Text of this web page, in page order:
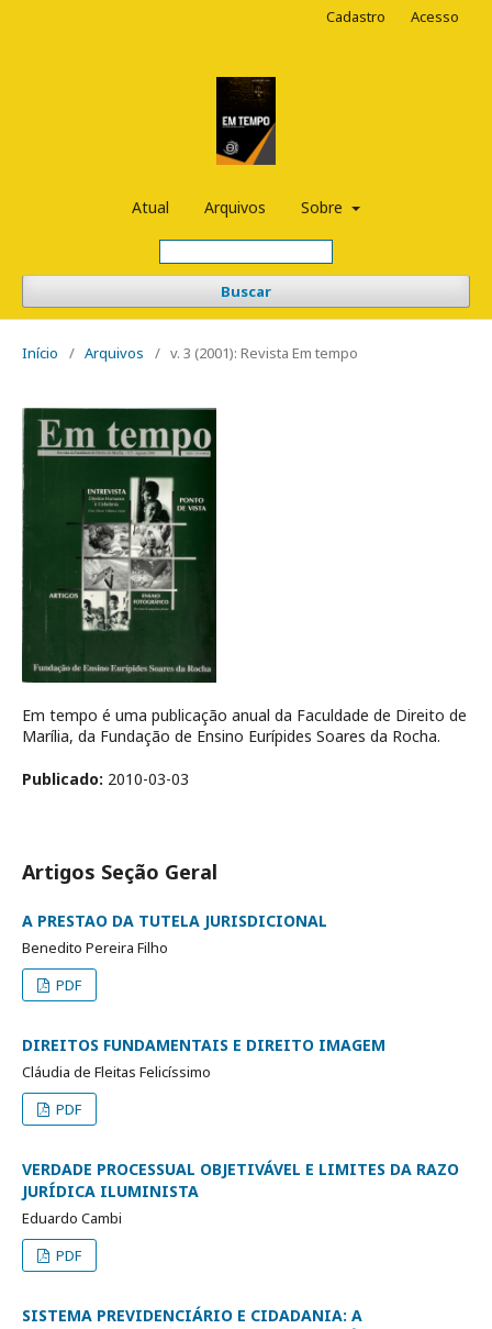
Atual Arquivos Sobre
Buscar
Cadastro Acesso
Início / Arquivos / v. 3 (2001): Revista Em tempo
Em tempo é uma publicação anual da Faculdade de Direito de
Marília, da Fundação de Ensino Eurípides Soares da Rocha.
Publicado: 2010-03-03
Artigos Seção Geral
A PRESTAO DA TUTELA JURISDICIONAL
Benedito Pereira Filho
PDF
DIREITOS FUNDAMENTAIS E DIREITO IMAGEM
Cláudia de Fleitas Felicíssimo
PDF
VERDADE PROCESSUAL OBJETIVÁVEL E LIMITES DA RAZO
JURÍDICA ILUMINISTA
Eduardo Cambi
PDF
SISTEMA PREVIDENCIÁRIO E CIDADANIA: A